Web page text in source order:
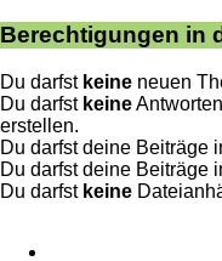
Berechtigungen in
Du darfst keine neuen
Du darfst keine
erstellen.
Du darfst deine Beiträge
Du darfst deine Beiträge
Du darfst keine